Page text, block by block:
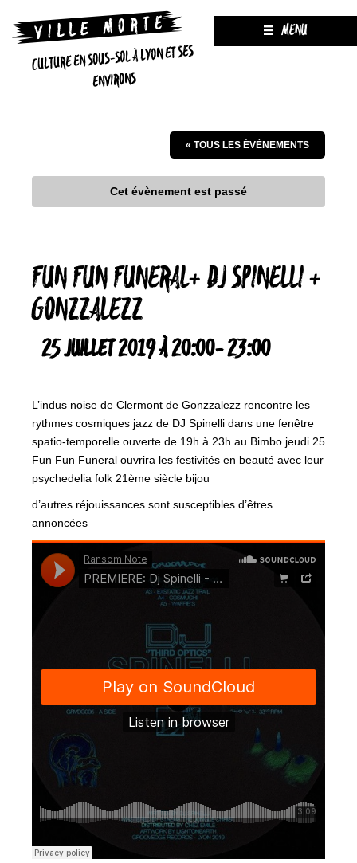
CULTURE EN SOUS-SOL À LYON ET SES
ENVIRONS
MENU
« TOUS LES ÉVÈNEMENTS
Cet évènement est passé
FUN FUN FUNERAL+ DJ SPINELLI +
GONZZALEZZ
25 JUILLET 2019 À 20:00-23:00
L’indus noise de Clermont de Gonzzalezz rencontre les
rythmes cosmiques jazz de DJ Spinelli dans une fenêtre
spatio-temporelle ouverte de 19h à 23h au Bimbo jeudi 25
Fun Fun Funeral ouvrira les festivités en beauté avec leur
psychedelia folk 21ème siècle bijou
d’autres réjouissances sont susceptibles d’êtres
annoncées